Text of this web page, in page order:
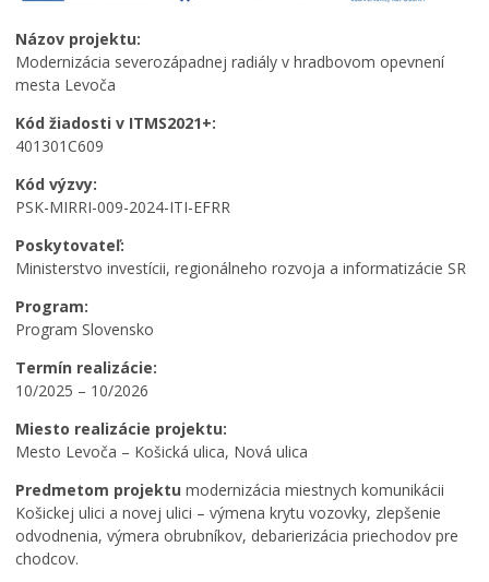
Úradné hodiny pre styk s verejnosťou
Názov projektu:
Modernizácia severozápadnej radiály v hradbovom opevnení
mesta Levoča
Kód žiadosti v ITMS2021+:
401301C609
Kód výzvy:
PSK-MIRRI-009-2024-ITI-EFRR
Poskytovateľ:
Ministerstvo investícii, regionálneho rozvoja a informatizácie SR
Program:
Program Slovensko
Termín realizácie:
10/2025 – 10/2026
Miesto realizácie projektu:
Mesto Levoča – Košická ulica, Nová ulica
Predmetom projektu modernizácia miestnych komunikácii
Košickej ulici a novej ulici – výmena krytu vozovky, zlepšenie
odvodnenia, výmera obrubníkov, debarierizácia priechodov pre
chodcov.